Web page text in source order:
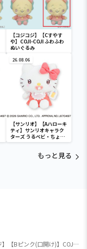
【コジコジ】【Cすやす
や】COJI-COJI ふわふわ
ぬいぐるみ
26.08.06
【サンリオ】【Aハローキ
ティ】サンリオキャラク
ターズ うるベビ・ちょい
デカドール
もっと見る
【コジコジ】【Bピンク(口開け)】COJI-COJI キラキラお星さまBIGぬいぐるみ